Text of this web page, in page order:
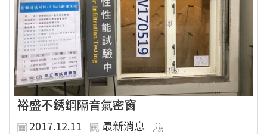
裕盛不銹鋼隔音氣密窗
2017.12.11
最新消息